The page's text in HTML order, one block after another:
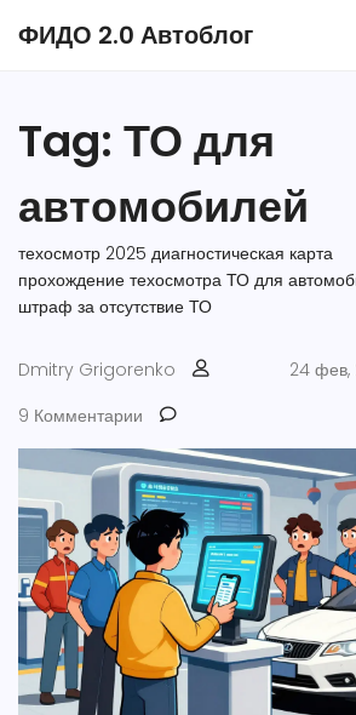
ФИДО 2.0 Автоблог
Tag: ТО для
автомобилей
техосмотр 2025 диагностическая карта
прохождение техосмотра ТО для
штраф за отсутствие ТО
Dmitry Grigorenko
24 фев,
9 Комментарии